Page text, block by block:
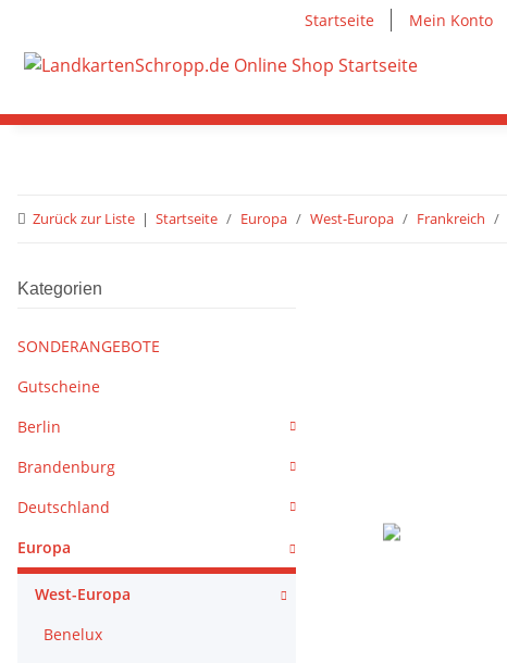
Startseite Mein Konto
Zurück zur Liste Startseite Europa West-Europa Frankreich
Kategorien
SONDERANGEBOTE
Gutscheine
Berlin
Brandenburg
Deutschland
Europa
West-Europa
Benelux